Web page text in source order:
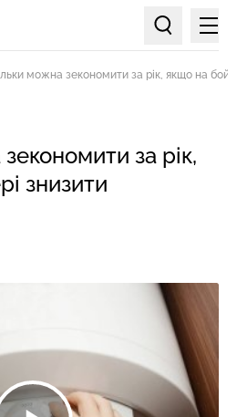
Пошук по
можна зекономити за рік, якщо на
за рік,
знизити